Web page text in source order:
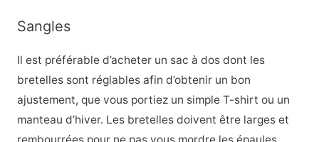
Sangles
Il est préférable d’acheter un sac à dos dont les
bretelles sont réglables afin d’obtenir un bon
ajustement, que vous portiez un simple T-shirt ou un
manteau d’hiver. Les bretelles doivent être larges et
rembourrées pour ne pas vous mordre les épaules.